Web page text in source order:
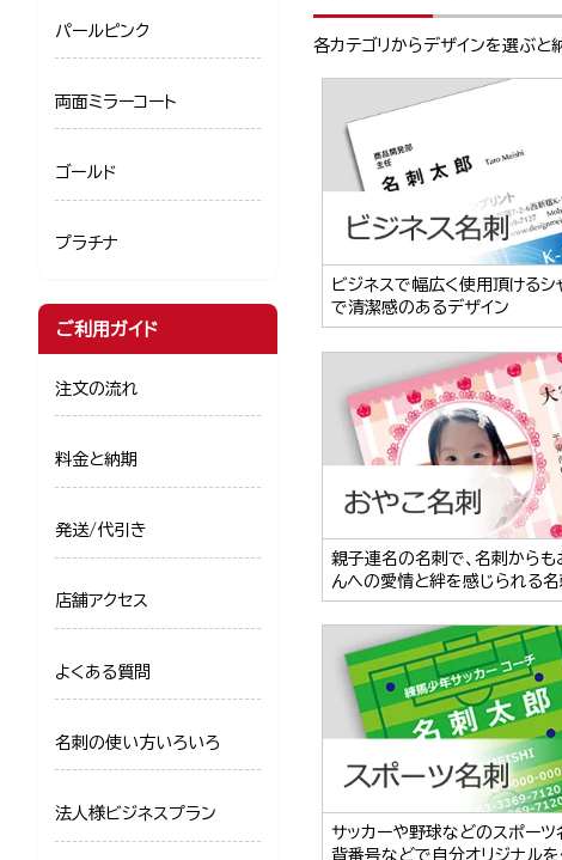
各カテゴリからデザインを選ぶと
ビジネスで幅広く使用頂けるシ
で清潔感のあるデザイン
親子連名の名刺で、名刺からも
んへの愛情と絆を感じられる名
サッカーや野球などのスポーツ
背番号などで自分オリジナル
パールピンク
両面ミラーコート
ゴールド
プラチナ
ご利用ガイド
注文の流れ
料金と納期
発送/代引き
店舗アクセス
よくある質問
名刺の使い方いろいろ
法人様ビジネスプラン